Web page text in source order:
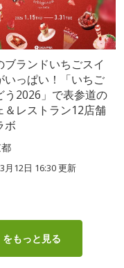
ブランドいちごスイ
いっぱい！「いちご
う2026」で表参道の
＆レストラン12店舗
ボ
月12日 16:30 更新
もっと見る